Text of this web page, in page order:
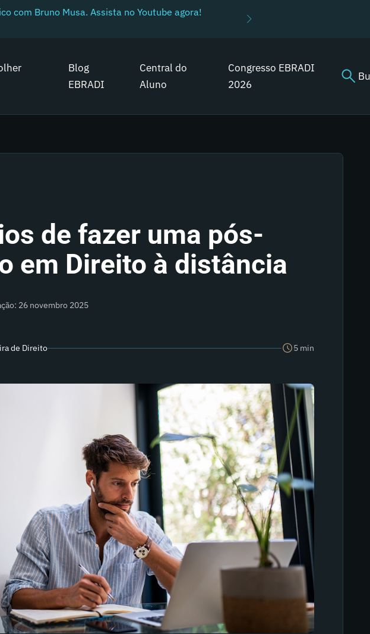
com Bruno Musa. Assista no Youtube agora!
Blog
EBRADI
Central do
Aluno
Congresso EBRADI
2026
de fazer uma pós-
em Direito à distância
26 novembro 2025
de Direito 5 min